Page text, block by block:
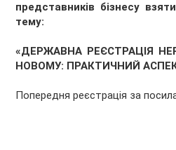
представників бізнесу
тему:
«ДЕРЖАВНА РЕЄСТРАЦІЯ
НОВОМУ: ПРАКТИЧНИЙ
Попередня реєстрація за